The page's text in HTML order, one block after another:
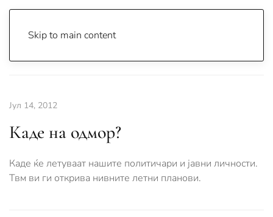
Skip to main content
Јул 14, 2012
Каде на одмор?
Каде ќе летуваат нашите политичари и јавни личности.
Твм ви ги открива нивните летни планови.